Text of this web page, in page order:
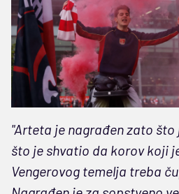
"Arteta je nagrađen zato
što je shvatio da korov koji
Vengerovog temelja treba